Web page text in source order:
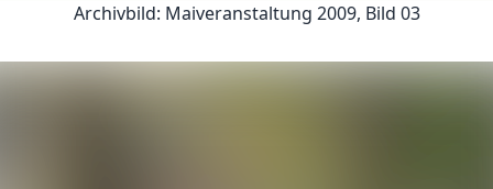
Archivbild: Maiveranstaltung 2009, Bild 03